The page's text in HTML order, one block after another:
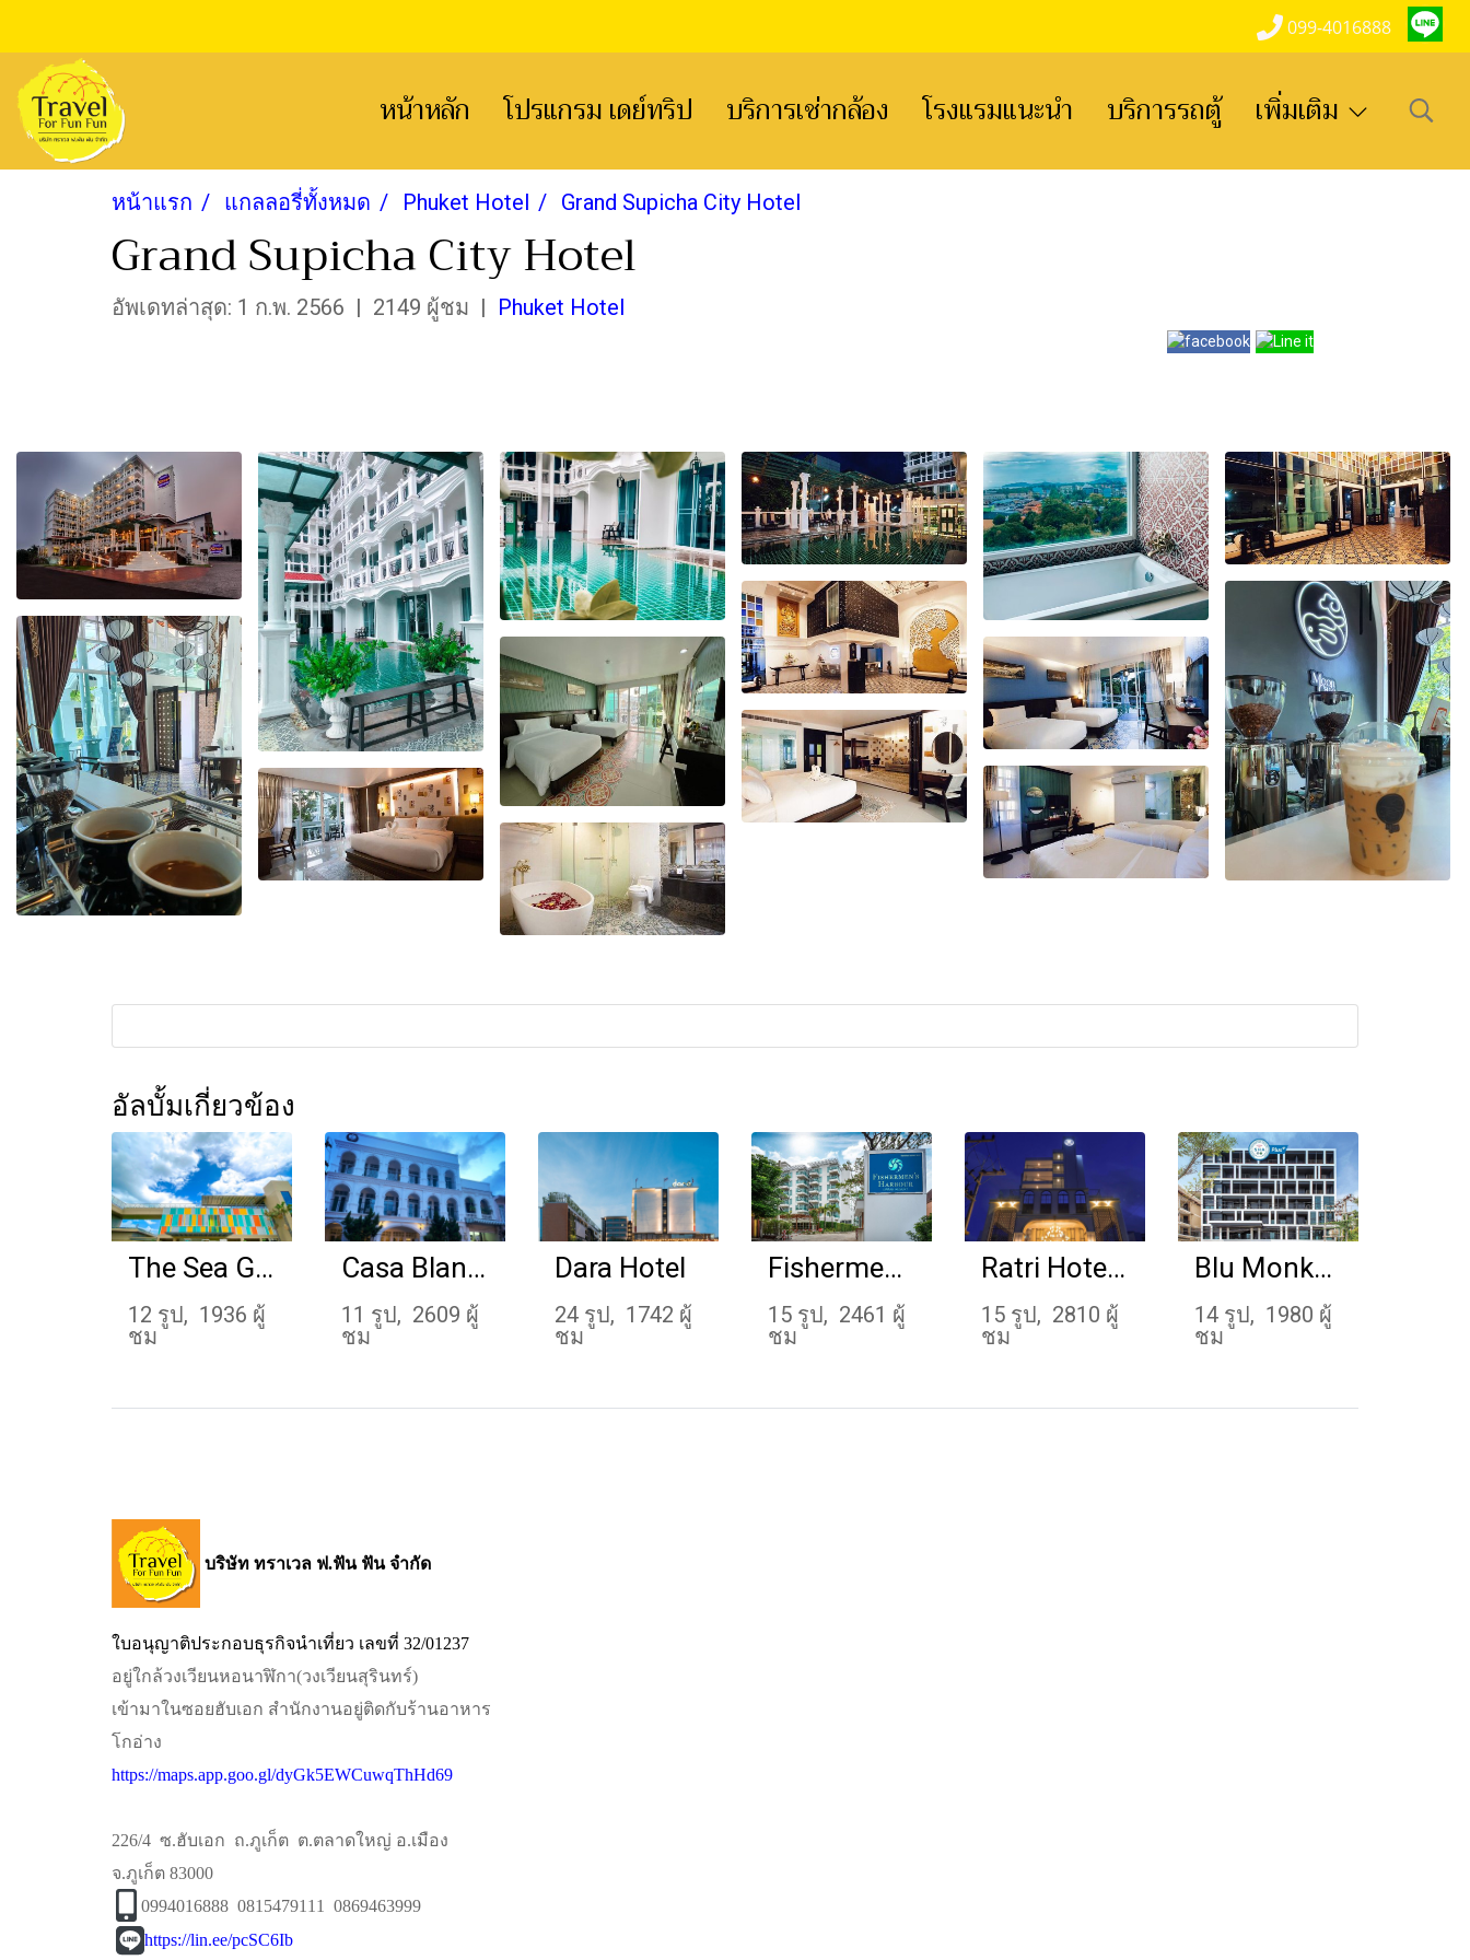
099-4016888
หน้าหลัก โปรแกรม เดย์ทริป บริการเช่ากล้อง โรงแรมแนะนำ บริการรถตู้ เพิ่มเติม
หน้าแรก แกลลอรี่ทั้งหมด Phuket Hotel Grand Supicha City Hotel
Grand Supicha City Hotel
อัพเดทล่าสุด: 1 ก.พ. 2566 | 2149 ผู้ชม | Phuket Hotel
อัลบั้มเกี่ยวข้อง
The Sea Galleri by Katathani
12 รูป, 1936 ผู้
ชม
Casa Blanca Boutique Hotel Phuket
11 รูป, 2609 ผู้
ชม
Dara Hotel
24 รูป, 1742 ผู้
ชม
Fishermen's Harbour Urban Resort
15 รูป, 2461 ผู้
ชม
Ratri Hotel Phuket Old Town
15 รูป, 2810 ผู้
ชม
Blu Monkey Hub and Hotel Phuket
14 รูป, 1980 ผู้
ชม
บริษัท ทราเวล ฟ.ฟัน ฟัน จำกัด
ใบอนุญาติประกอบธุรกิจนำเที่ยว เลขที่ 32/01237
อยู่ใกล้วงเวียนหอนาฬิกา​(วงเวียนสุรินทร์)​
เข้ามาในซอยฮับเอก​ สำนักงานอยู่ติดกับร้านอาหาร
โกอ่าง
https://maps.app.goo.gl/dyGk5EWCuwqThHd69
226/4 ซ.ฮับเอก ถ.ภูเก็ต ต.ตลาดใหญ่ อ.เมือง
จ.ภูเก็ต 83000
0994016888 0815479111 0869463999
https://lin.ee/pcSC6Ib